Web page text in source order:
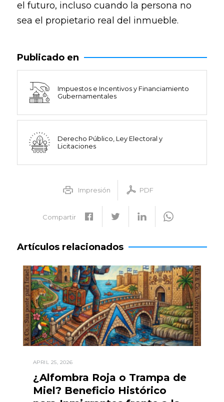
el futuro, incluso cuando la persona no
sea el propietario real del inmueble.
Publicado en
Impuestos e Incentivos y Financiamiento
Gubernamentales
Derecho Público, Ley Electoral y
Licitaciones
Impresión PDF
Compartir
Artículos relacionados
APRIL 25, 2026
¿Alfombra Roja o Trampa de
Miel? Beneficio Histórico